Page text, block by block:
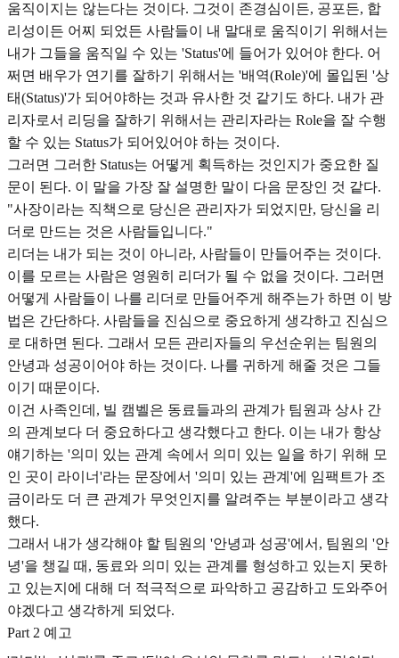
움직이지는 않는다는 것이다. 그것이 존경심이든, 공포든, 합
리성이든 어찌 되었든 사람들이 내 말대로 움직이기 위해서는
내가 그들을 움직일 수 있는 'Status'에 들어가 있어야 한다. 어
쩌면 배우가 연기를 잘하기 위해서는 '배역(Role)'에 몰입된 '상
태(Status)'가 되어야하는 것과 유사한 것 같기도 하다. 내가 관
리자로서 리딩을 잘하기 위해서는 관리자라는 Role을 잘 수행
할 수 있는 Status가 되어있어야 하는 것이다.
그러면 그러한 Status는 어떻게 획득하는 것인지가 중요한 질
문이 된다. 이 말을 가장 잘 설명한 말이 다음 문장인 것 같다.
"사장이라는 직책으로 당신은 관리자가 되었지만, 당신을 리
더로 만드는 것은 사람들입니다."
리더는 내가 되는 것이 아니라, 사람들이 만들어주는 것이다.
이를 모르는 사람은 영원히 리더가 될 수 없을 것이다. 그러면
어떻게 사람들이 나를 리더로 만들어주게 해주는가 하면 이 방
법은 간단하다. 사람들을 진심으로 중요하게 생각하고 진심으
로 대하면 된다. 그래서 모든 관리자들의 우선순위는 팀원의
안녕과 성공이어야 하는 것이다. 나를 귀하게 해줄 것은 그들
이기 때문이다.
이건 사족인데, 빌 캠벨은 동료들과의 관계가 팀원과 상사 간
의 관계보다 더 중요하다고 생각했다고 한다. 이는 내가 항상
얘기하는 '의미 있는 관계 속에서 의미 있는 일을 하기 위해 모
인 곳이 라이너'라는 문장에서 '의미 있는 관계'에 임팩트가 조
금이라도 더 큰 관계가 무엇인지를 알려주는 부분이라고 생각
했다.
그래서 내가 생각해야 할 팀원의 '안녕과 성공'에서, 팀원의 '안
녕'을 챙길 때, 동료와 의미 있는 관계를 형성하고 있는지 못하
고 있는지에 대해 더 적극적으로 파악하고 공감하고 도와주어
야겠다고 생각하게 되었다.
Part 2 예고